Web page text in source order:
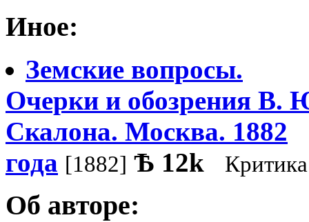
Иное:
Земские вопросы.
Очерки и обозрения В.
Cкалона. Москва. 1882
года [1882] Ѣ 12k Критика
Об авторе: